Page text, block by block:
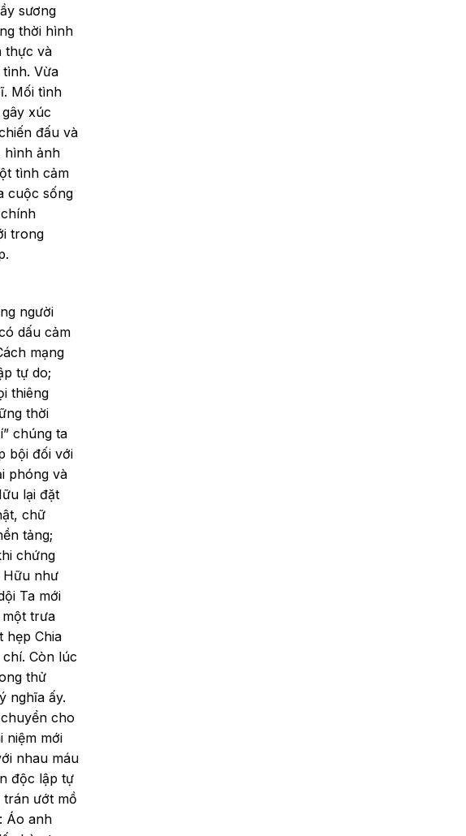
sương
thời hình
thực và
Vừa
Mối tình
xúc
đấu và
hình ảnh
tình cảm
cuộc sống
trong
người
dấu cảm
mạng
tự do;
thiêng
thời
chúng ta
bội đối với
phóng và
lại đặt
chữ
tảng;
chứng
Hữu như
Ta mới
trưa
hẹp Chia
Còn lúc
thử
nghĩa ấy.
cho
niệm mới
nhau máu
độc lập tự
trán ướt mồ
Áo anh